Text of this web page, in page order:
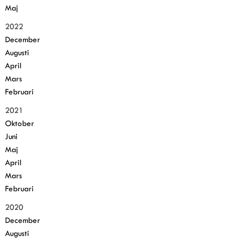
Maj
2022
December
Augusti
April
Mars
Februari
2021
Oktober
Juni
Maj
April
Mars
Februari
2020
December
Augusti